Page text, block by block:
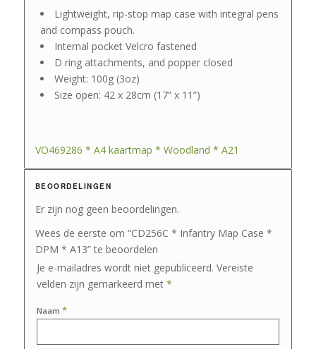
Lightweight, rip-stop map case with integral pens
and compass pouch.
Internal pocket Velcro fastened
D ring attachments, and popper closed
Weight: 100g (3oz)
Size open: 42 x 28cm (17” x 11”)
VO469286 * A4 kaartmap * Woodland * A21
BEOORDELINGEN
Er zijn nog geen beoordelingen.
Wees de eerste om “CD256C * Infantry Map Case *
DPM * A13” te beoordelen
Je e-mailadres wordt niet gepubliceerd. Vereiste
velden zijn gemarkeerd met *
Naam *